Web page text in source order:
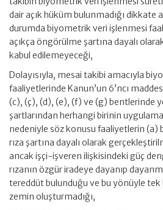
dair açık hüküm bulunmadığı dikkate
durumda biyometrik veri işlenmesi
açıkça öngörülme şartına dayalı
kabul edilemeyeceği,
Dolayısıyla, mesai takibi amacıyla
faaliyetlerinde Kanun’un 6’ncı
(c), (ç), (d), (e), (f) ve (g) bentlerinde
şartlarından herhangi birinin
nedeniyle söz konusu faaliyetlerin (a)
rıza şartına dayalı olarak
ancak işçi-işveren ilişkisindeki güç
rızanın özgür iradeye dayanıp
tereddüt bulunduğu ve bu yönüyle tek
zemin oluşturmadığı,